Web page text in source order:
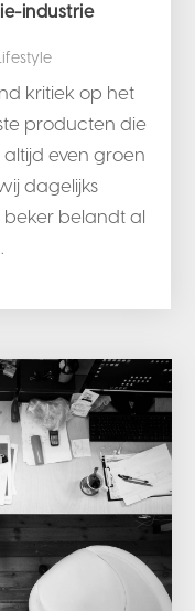
industrie
kritiek op het
producten die
even groen
dagelijks
beker belandt al